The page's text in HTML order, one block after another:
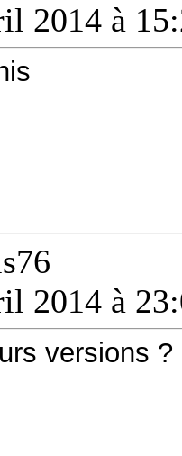
2014 à
2014 à
versions